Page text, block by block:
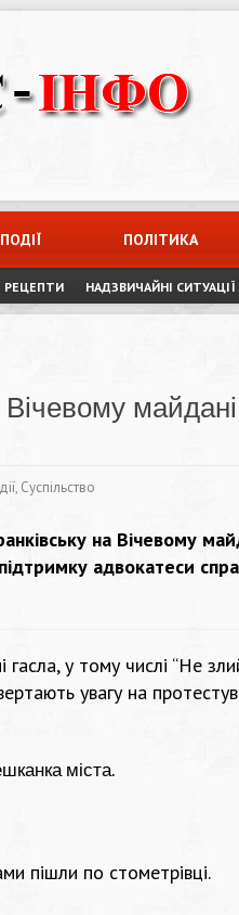
ПОДІЇ ПОЛІТИКА
РЕЦЕПТИ НАДЗВИЧАЙНІ СИТУАЦІЇ
майдані
, Суспільство
на Вічевому
адвокатеси
у тому числі “Не
увагу на
міста.
пішли по стометрівці.